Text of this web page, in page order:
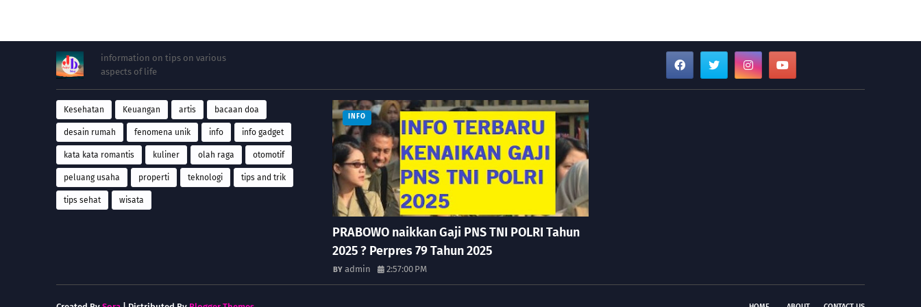
information on tips on various
aspects of life
Kesehatan Keuangan artis bacaan doa
desain rumah fenomena unik info info gadget
kata kata romantis kuliner olah raga otomotif
peluang usaha properti teknologi tips and trik
tips sehat wisata
INFO
PRABOWO naikkan Gaji PNS TNI POLRI Tahun
2025 ? Perpres 79 Tahun 2025
admin 2:57:00 PM